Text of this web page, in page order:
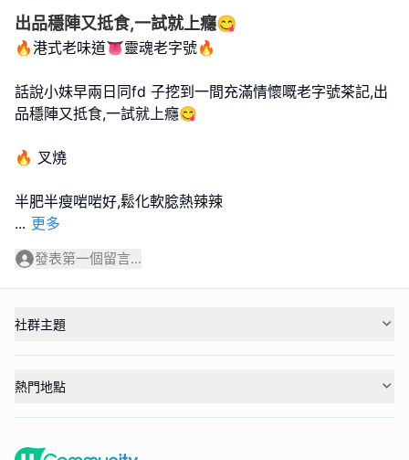
出品穩陣又抵食,一試就上癮😋
🔥港式老味道👅靈魂老字號🔥
話說小妹早兩日同fd 子挖到一間充滿情懷嘅老字號茶記,出
品穩陣又抵食,一試就上癮😋
🔥 叉燒
... 更多
發表第一個留言...
社群主題
熱門地點